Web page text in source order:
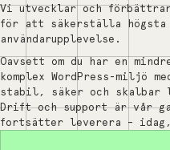
Vi utvecklar och
för att säkerställa
användarupplevelse.
Oavsett om du har en
komplex WordPress-miljö
stabil, säker och skalbar
Drift och support är vår
fortsätter leverera –